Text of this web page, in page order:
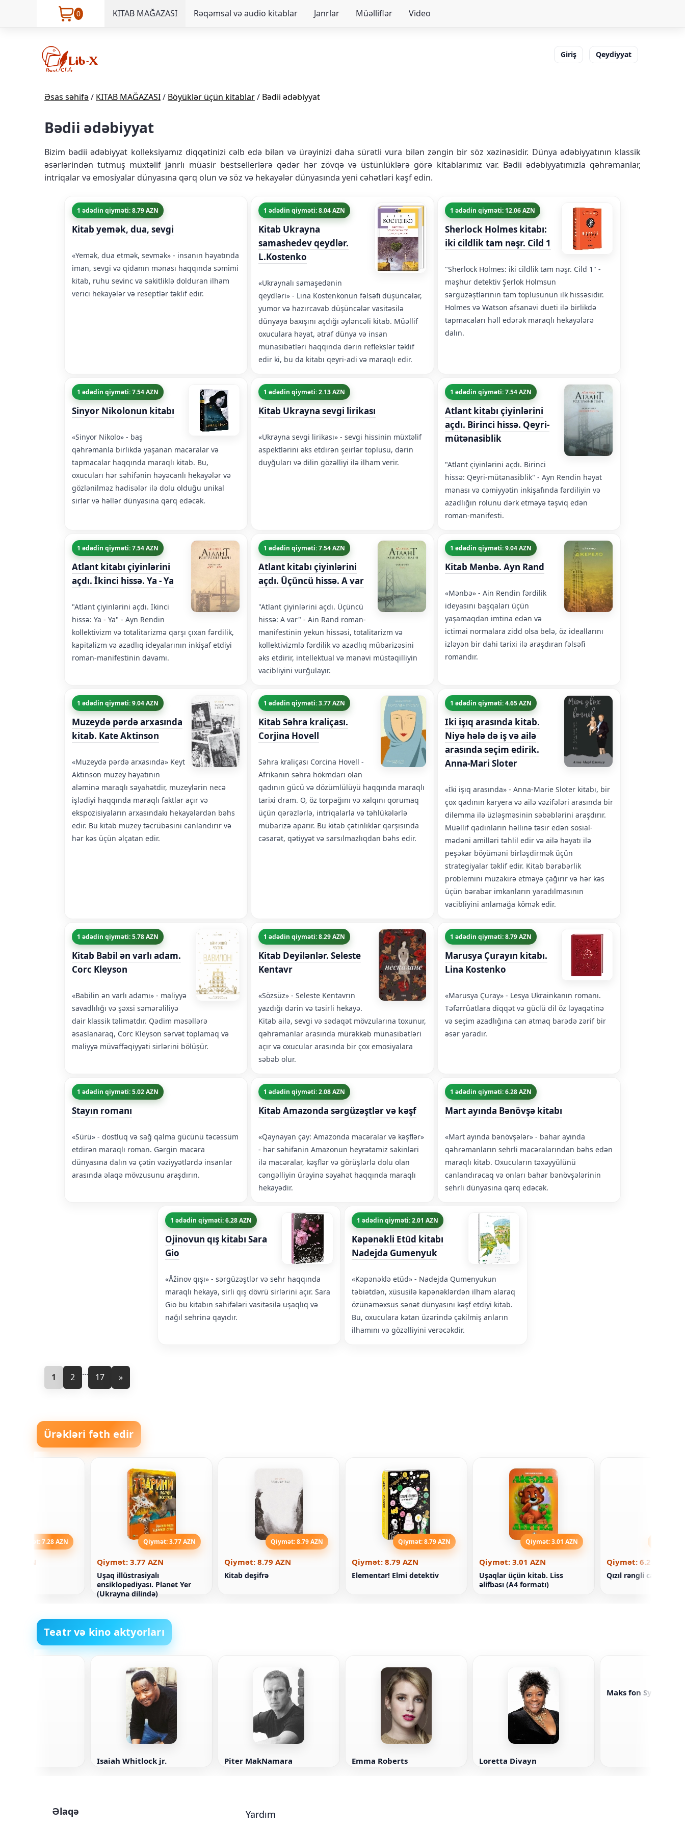
0 KITAB MAĞAZASI Rəqəmsal və audio kitablar Janrlar Müəlliflər Video
Giriş Qeydiyyat
Əsas səhifə/ KITAB MAĞAZASI/ Böyüklər üçün kitablar/ Bədii ədəbiyyat
Bədii ədəbiyyat
Bizim bədii ədəbiyyat kolleksiyamız diqqətinizi cəlb edə bilən və ürəyinizi daha sürətli vura bilən zəngin bir söz xəzinəsidir. Dünya ədəbiyyatının klassik
əsərlərindən tutmuş müxtəlif janrlı müasir bestsellerlərə qədər hər zövqə və üstünlüklərə görə kitablarımız var. Bədii ədəbiyyatımızla qəhrəmanlar,
intriqalar və emosiyalar dünyasına qərq olun və söz və hekayələr dünyasında yeni cəhətləri kəşf edin.
1 ədədin qiyməti: 8.79 AZN
Kitab yemək, dua, sevgi
«Yemək, dua etmək, sevmək» - insanın həyatında
iman, sevgi və qidanın mənası haqqında səmimi
kitab, ruhu sevinc və sakitliklə dolduran ilham
verici hekayələr və reseptlər təklif edir.
1 ədədin qiyməti: 8.04 AZN
Kitab Ukrayna
samashedev qeydlər.
L.Kostenko
«Ukraynalı samaşedənin
qeydləri» - Lina Kostenkonun fəlsəfi düşüncələr,
yumor və hazırcavab düşüncələr vasitəsilə
dünyaya baxışını açdığı əyləncəli kitab. Müəllif
oxuculara həyat, ətraf dünya və insan
münasibətləri haqqında dərin reflekslər təklif
edir ki, bu da kitabı qeyri-adi və maraqlı edir.
1 ədədin qiyməti: 12.06 AZN
Sherlock Holmes kitabı:
iki cildlik tam nəşr. Cild 1
"Sherlock Holmes: iki cildlik tam nəşr. Cild 1" -
məşhur detektiv Şerlok Holmsun
sərgüzəştlərinin tam toplusunun ilk hissəsidir.
Holmes və Watson əfsanəvi dueti ilə birlikdə
tapmacaları həll edərək maraqlı hekayələrə
dalın.
1 ədədin qiyməti: 7.54 AZN
Sinyor Nikolonun kitabı
«Sinyor Nikolo» - baş
qəhrəmanla birlikdə yaşanan macəralar və
tapmacalar haqqında maraqlı kitab. Bu,
oxucuları hər səhifənin həyəcanlı hekayələr və
gözlənilməz hadisələr ilə dolu olduğu unikal
sirlər və həllər dünyasına qərq edəcək.
1 ədədin qiyməti: 2.13 AZN
Kitab Ukrayna sevgi lirikası
«Ukrayna sevgi lirikası» - sevgi hissinin müxtəlif
aspektlərini əks etdirən şeirlər toplusu, dərin
duyğuları və dilin gözəlliyi ilə ilham verir.
1 ədədin qiyməti: 7.54 AZN
Atlant kitabı çiyinlərini
açdı. Birinci hissə. Qeyri-
mütənasiblik
"Atlant çiyinlərini açdı. Birinci
hissə: Qeyri-mütənasiblik" - Ayn Rendin həyat
mənası və cəmiyyətin inkişafında fərdiliyin və
azadlığın rolunu dərk etməyə təşviq edən
roman-manifesti.
1 ədədin qiyməti: 7.54 AZN
Atlant kitabı çiyinlərini
açdı. İkinci hissə. Ya - Ya
"Atlant çiyinlərini açdı. İkinci
hissə: Ya - Ya" - Ayn Rendin
kollektivizm və totalitarizmə qarşı çıxan fərdilik,
kapitalizm və azadlıq ideyalarının inkişaf etdiyi
roman-manifestinin davamı.
1 ədədin qiyməti: 7.54 AZN
Atlant kitabı çiyinlərini
açdı. Üçüncü hissə. A var
"Atlant çiyinlərini açdı. Üçüncü
hissə: A var" - Ain Rand roman-
manifestinin yekun hissəsi, totalitarizm və
kollektivizmlə fərdilik və azadlıq mübarizəsini
əks etdirir, intellektual və mənəvi müstəqilliyin
vacibliyini vurğulayır.
1 ədədin qiyməti: 9.04 AZN
Kitab Mənbə. Ayn Rand
«Mənbə» - Ain Rendin fərdilik
ideyasını başqaları üçün
yaşamaqdan imtina edən və
ictimai normalara zidd olsa belə, öz ideallarını
izləyən bir dahi tarixi ilə araşdıran fəlsəfi
romandır.
1 ədədin qiyməti: 9.04 AZN
Muzeydə pərdə arxasında
kitab. Kate Aktinson
«Muzeydə pərdə arxasında» Keyt
Aktinson muzey həyatının
aləminə maraqlı səyahətdir, muzeylərin necə
işlədiyi haqqında maraqlı faktlar açır və
ekspozisiyaların arxasındakı hekayələrdən bəhs
edir. Bu kitab muzey təcrübəsini canlandırır və
hər kəs üçün əlçatan edir.
1 ədədin qiyməti: 3.77 AZN
Kitab Səhra kraliçası.
Corjina Hovell
Səhra kraliçası Corcina Hovell -
Afrikanın səhra hökmdarı olan
qadının gücü və dözümlülüyü haqqında maraqlı
tarixi dram. O, öz torpağını və xalqını qorumaq
üçün qərəzlərlə, intriqalarla və təhlükələrlə
mübarizə aparır. Bu kitab çətinliklər qarşısında
cəsarət, qətiyyət və sarsılmazlıqdan bəhs edir.
1 ədədin qiyməti: 4.65 AZN
Iki işıq arasında kitab.
Niyə hələ də iş və ailə
arasında seçim edirik.
Anna-Mari Sloter
«İki işıq arasında» - Anna-Marie Sloter kitabı, bir
çox qadının karyera və ailə vəzifələri arasında bir
dilemma ilə üzləşməsinin səbəblərini araşdırır.
Müəllif qadınların həllinə təsir edən sosial-
mədəni amilləri təhlil edir və ailə həyatı ilə
peşəkar böyüməni birləşdirmək üçün
strategiyalar təklif edir. Kitab bərabərlik
problemini müzakirə etməyə çağırır və hər kəs
üçün bərabər imkanların yaradılmasının
vacibliyini anlamağa kömək edir.
1 ədədin qiyməti: 5.78 AZN
Kitab Babil ən varlı adam.
Corc Kleyson
«Babilin ən varlı adamı» - maliyyə
savadlılığı və şəxsi səmərəliliyə
dair klassik təlimatdır. Qədim məsəllərə
əsaslanaraq, Corc Kleyson sərvət toplamaq və
maliyyə müvəffəqiyyəti sirlərini bölüşür.
1 ədədin qiyməti: 8.29 AZN
Kitab Deyilənlər. Seleste
Kentavr
«Sözsüz» - Seleste Kentavrın
yazdığı dərin və təsirli hekayə.
Kitab ailə, sevgi və sədaqət mövzularına toxunur,
qəhrəmanlar arasında mürəkkəb münasibətləri
açır və oxucular arasında bir çox emosiyalara
səbəb olur.
1 ədədin qiyməti: 8.79 AZN
Marusya Çurayın kitabı.
Lina Kostenko
«Marusya Çuray» - Lesya Ukrainkanın romanı.
Təfərrüatlara diqqət və güclü dil öz ləyaqətinə
və seçim azadlığına can atmaq barədə zərif bir
əsər yaradır.
1 ədədin qiyməti: 5.02 AZN
Stayın romanı
«Sürü» - dostluq və sağ qalma gücünü təcəssüm
etdirən maraqlı roman. Gərgin macəra
dünyasına dalın və çətin vəziyyətlərdə insanlar
arasında əlaqə mövzusunu araşdırın.
1 ədədin qiyməti: 2.08 AZN
Kitab Amazonda sərgüzəştlər və kəşf
«Qaynayan çay: Amazonda macəralar və kəşflər»
- hər səhifənin Amazonun heyrətamiz sakinləri
ilə macəralar, kəşflər və görüşlərlə dolu olan
cəngəlliyin ürəyinə səyahət haqqında maraqlı
hekayədir.
1 ədədin qiyməti: 6.28 AZN
Mart ayında Bənövşə kitabı
«Mart ayında bənövşələr» - bahar ayında
qəhrəmanların sehrli macəralarından bəhs edən
maraqlı kitab. Oxucuların təxəyyülünü
canlandıracaq və onları bahar bənövşələrinin
sehrli dünyasına qərq edəcək.
1 ədədin qiyməti: 6.28 AZN
Ojinovun qış kitabı Sara
Gio
«Åžinov qışı» - sərgüzəştlər və sehr haqqında
maraqlı hekayə, sirli qış dövrü sirlərini açır. Sara
Gio bu kitabın səhifələri vasitəsilə uşaqlıq və
nağıl sehrinə qayıdır.
1 ədədin qiyməti: 2.01 AZN
Kəpənəkli Etüd kitabı
Nadejda Gumenyuk
«Kəpənəklə etüd» - Nadejda Qumenyukun
təbiətdən, xüsusilə kəpənəklərdən ilham alaraq
özünəməxsus sənət dünyasını kəşf etdiyi kitab.
Bu, oxuculara kətan üzərində çəkilmiş anların
ilhamını və gözəlliyini verəcəkdir.
1 2 ... 17 »
Ürəkləri fəth edir
Qiymət: 7.28 AZN
AZN
Qiymət: 3.77 AZN
Qiymət: 3.77 AZN
Uşaq illüstrasiyalı
ensiklopediyası. Planet Yer
(Ukrayna dilində)
Qiymət: 8.79 AZN
Qiymət: 8.79 AZN
Kitab deşifrə
Qiymət: 8.79 AZN
Qiymət: 8.79 AZN
Elementar! Elmi detektiv
Qiymət: 3.01 AZN
Qiymət: 3.01 AZN
Uşaqlar üçün kitab. Liss
əlifbası (A4 formatı)
Qiymət: 6.28 AZN
Qızıl rəngli
Teatr və kino aktyorları
Isaiah Whitlock jr. Piter MakNamara Emma Roberts Loretta Divayn
Maks fon Syudov
Əlaqə
Yardım